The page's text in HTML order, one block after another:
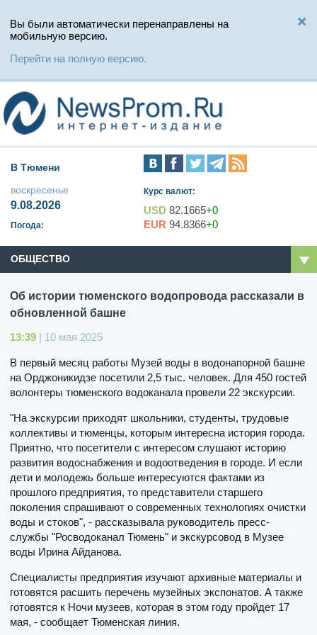
Вы были автоматически перенаправлены на
мобильную версию.
Перейти на полную версию.
В Тюмени
воскресенье
9.08.2026
Погода:
Курс валют:
USD 82.1665+0
EUR 94.8366+0
ОБЩЕСТВО
Об истории тюменского водопровода рассказали в
обновленной башне
13:39 | 10 мая 2025
В первый месяц работы Музей воды в водонапорной башне
на Орджоникидзе посетили 2,5 тыс. человек. Для 450 гостей
волонтеры тюменского водоканала провели 22 экскурсии.
"На экскурсии приходят школьники, студенты, трудовые
коллективы и тюменцы, которым интересна история города.
Приятно, что посетители с интересом слушают историю
развития водоснабжения и водоотведения в городе. И если
дети и молодежь больше интересуются фактами из
прошлого предприятия, то представители старшего
поколения спрашивают о современных технологиях очистки
воды и стоков", - рассказывала руководитель пресс-
службы "Росводоканал Тюмень" и экскурсовод в Музее
воды Ирина Айданова.
Специалисты предприятия изучают архивные материалы и
готовятся расшить перечень музейных экспонатов. А также
готовятся к Ночи музеев, которая в этом году пройдет 17
мая, - сообщает Тюменская линия.